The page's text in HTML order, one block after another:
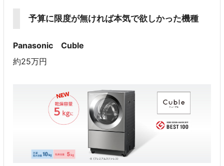
予算に限度が無ければ本気で欲しかった機種
Panasonic Cuble
約25万円